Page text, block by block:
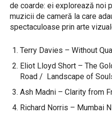
de coarde: ei explorează noi
muzicii de cameră la care
spectaculoase prin arte
Terry Davies – Without
Eliot Lloyd Short – The
Road / Landscape of
Ash Madni – Clarity from
Richard Norris – Mumbai